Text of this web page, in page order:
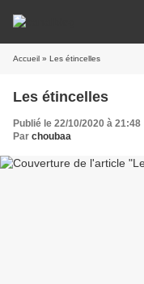
Accueil » Les étincelles
Les étincelles
Publié le 22/10/2020 à 21:48
Par choubaa